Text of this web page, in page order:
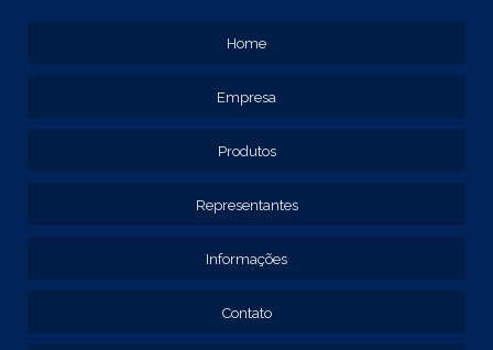
Home
Empresa
Produtos
Representantes
Informações
Contato